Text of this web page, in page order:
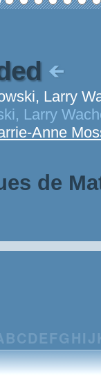
Larry
Larry
Anne
de
BCDEFG HIJ